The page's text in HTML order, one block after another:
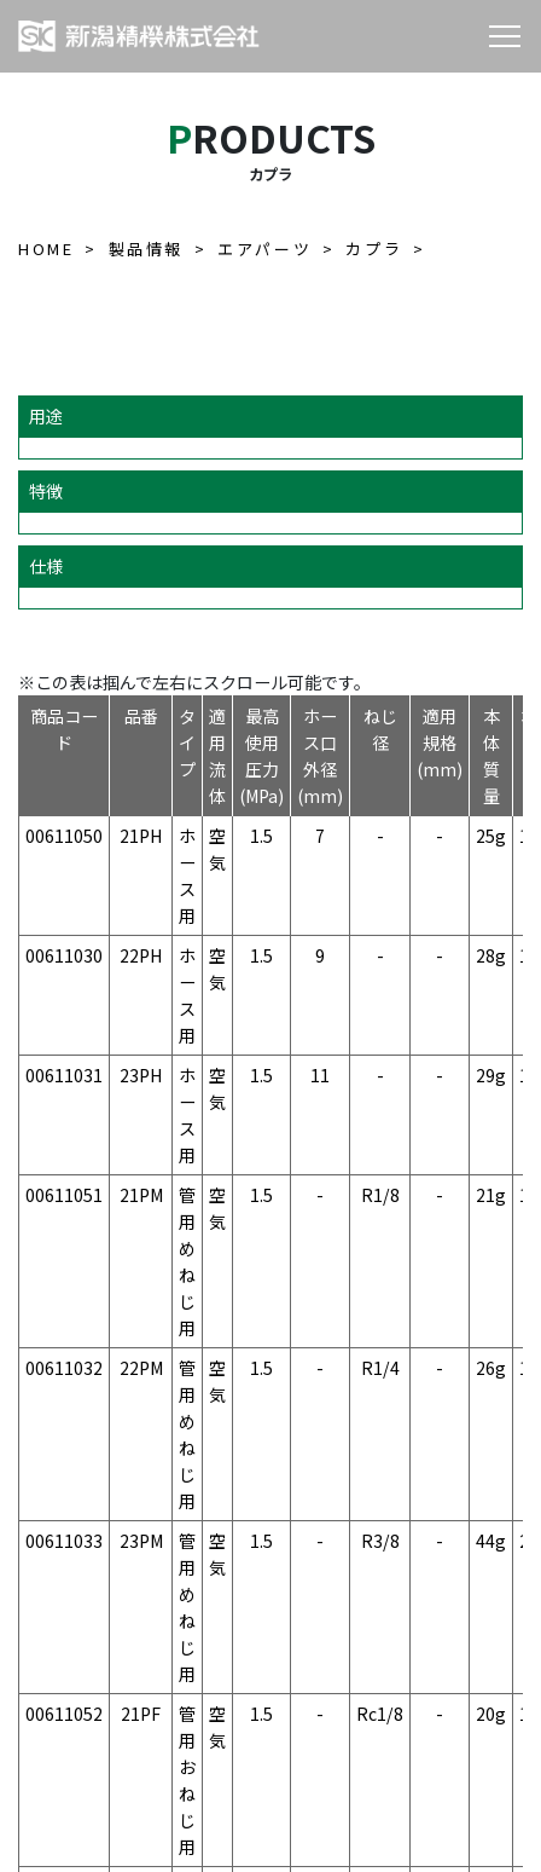
PRODUCTS
カプラ
HOME 製品情報 エアパーツ カプラ
用途
特徴
仕様
※この表は掴んで左右にスクロール可能です。
商品コー
ド
品番
タ
イ
プ
適
用
流
体
最高
使用
圧力
(MPa)
ホー
ス口
外径
(mm)
ねじ
径
適用
規格
(mm)
本
体
質
量
00611050 21PH
ホ
ー
ス
用
空
気
1.5 7 - - 25g
00611030 22PH
ホ
ー
ス
用
空
気
1.5 9 - - 28g
00611031 23PH
ホ
ー
ス
用
空
気
1.5 11 - - 29g
00611051 21PM
管
用
め
ね
じ
用
空
気
1.5 - R1/8 - 21g
00611032 22PM
管
用
め
ね
じ
用
空
気
1.5 - R1/4 - 26g
00611033 23PM
管
用
め
ね
じ
用
空
気
1.5 - R3/8 - 44g
00611052 21PF
管
用
お
ね
じ
用
空
気
1.5 - Rc1/8 - 20g